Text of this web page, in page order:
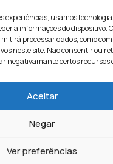
experiências, usamos
a informações do dispositivo.
processar dados, como
neste site. Não consentir ou
negativamante certos recursos
Aceitar
Negar
Ver preferências
Ciências e Tecnologia
Contactos